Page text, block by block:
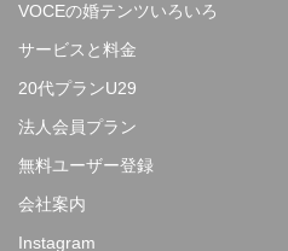
VOCEの婚テンツいろいろ
サービスと料金
20代プランU29
法人会員プラン
無料ユーザー登録
会社案内
Instagram